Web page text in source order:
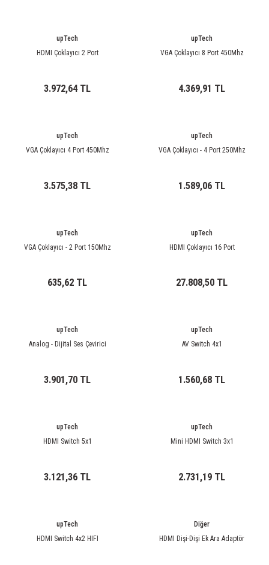
upTech
HDMI Çoklayıcı 2 Port
3.972,64 TL
upTech
VGA Çoklayıcı 8 Port 450Mhz
4.369,91 TL
upTech
VGA Çoklayıcı 4 Port 450Mhz
3.575,38 TL
upTech
VGA Çoklayıcı - 4 Port 250Mhz
1.589,06 TL
upTech
VGA Çoklayıcı - 2 Port 150Mhz
635,62 TL
upTech
HDMI Çoklayıcı 16 Port
27.808,50 TL
upTech
Analog - Dijital Ses Çevirici
3.901,70 TL
upTech
AV Switch 4x1
1.560,68 TL
upTech
HDMI Switch 5x1
3.121,36 TL
upTech
Mini HDMI Switch 3x1
2.731,19 TL
upTech
HDMI Switch 4x2 HIFI
Diğer
HDMI Dişi-Dişi Ek Ara Adaptör